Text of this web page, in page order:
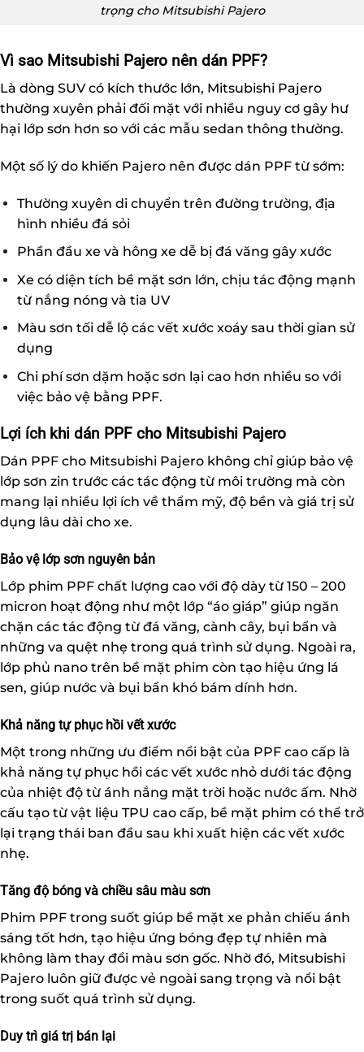
trọng cho Mitsubishi Pajero
Vì sao Mitsubishi Pajero nên dán PPF?
Là dòng SUV có kích thước lớn, Mitsubishi Pajero
thường xuyên phải đối mặt với nhiều nguy cơ gây hư
hại lớp sơn hơn so với các mẫu sedan thông thường.
Một số lý do khiến Pajero nên được dán PPF từ sớm:
Thường xuyên di chuyển trên đường trường, địa
hình nhiều đá sỏi
Phần đầu xe và hông xe dễ bị đá văng gây xước
Xe có diện tích bề mặt sơn lớn, chịu tác động mạnh
từ nắng nóng và tia UV
Màu sơn tối dễ lộ các vết xước xoáy sau thời gian sử
dụng
Chi phí sơn dặm hoặc sơn lại cao hơn nhiều so với
việc bảo vệ bằng PPF.
Lợi ích khi dán PPF cho Mitsubishi Pajero
Dán PPF cho Mitsubishi Pajero không chỉ giúp bảo vệ
lớp sơn zin trước các tác động từ môi trường mà còn
mang lại nhiều lợi ích về thẩm mỹ, độ bền và giá trị sử
dụng lâu dài cho xe.
Bảo vệ lớp sơn nguyên bản
Lớp phim PPF chất lượng cao với độ dày từ 150 – 200
micron hoạt động như một lớp “áo giáp” giúp ngăn
chặn các tác động từ đá văng, cành cây, bụi bẩn và
những va quệt nhẹ trong quá trình sử dụng. Ngoài ra,
lớp phủ nano trên bề mặt phim còn tạo hiệu ứng lá
sen, giúp nước và bụi bẩn khó bám dính hơn.
Khả năng tự phục hồi vết xước
Một trong những ưu điểm nổi bật của PPF cao cấp là
khả năng tự phục hồi các vết xước nhỏ dưới tác động
của nhiệt độ từ ánh nắng mặt trời hoặc nước ấm. Nhờ
cấu tạo từ vật liệu TPU cao cấp, bề mặt phim có thể trở
lại trạng thái ban đầu sau khi xuất hiện các vết xước
nhẹ.
Tăng độ bóng và chiều sâu màu sơn
Phim PPF trong suốt giúp bề mặt xe phản chiếu ánh
sáng tốt hơn, tạo hiệu ứng bóng đẹp tự nhiên mà
không làm thay đổi màu sơn gốc. Nhờ đó, Mitsubishi
Pajero luôn giữ được vẻ ngoài sang trọng và nổi bật
trong suốt quá trình sử dụng.
Duy trì giá trị bán lại